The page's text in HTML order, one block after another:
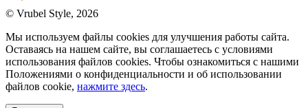
© Vrubel Style, 2026
Мы используем файлы cookies для улучшения работы сайта.
Оставаясь на нашем сайте, вы соглашаетесь с условиями
использования файлов cookies. Чтобы ознакомиться с нашими
Положениями о конфиденциальности и об использовании
файлов cookie, нажмите здесь.